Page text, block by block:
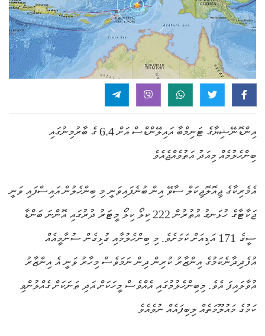
އިންޑޮނޭޝިޔާގެ ޓަނިމްބާ އައިލޭންޑްސް އަށް 6.4 ގެ ބާރުމިނުގައި
ބިންހެލުމެއް މިއަދު އަތުވެއްޖެއެވެ
އެމެރިކާގެ ޖިއޮލޮޖިކަލް ސާވޭ އިން ބުނެފައިވަނީ މި ބިންހެލުން އައިސްފައި ވަނީ
ޖަކާޓާގެ ހުޅަނގު އުތުރުން 222 ކިލޯ ކިލޯ މީޓަރު ދުރުގައި އޮންނަ ބަންޑާ
ސީގެ 171 އަޑިއަށް ކަމަށެވެ. މި ބިންހެލުމާއި ގުޅިގެން ސުނާމީއެއް
އުފެދިދާނެކަމުގެ އިންޒާރު ކުރިން ދިން ނަމަވެސް މިހާރު ވަނީ އެ އިންޒާރު
އުވާލައިފަ އެވެ. މިބިންހެލުމުގައި އެއްވެސް މީހަކަށް އަދި ތަނަކަށް ގެއްލުންވި
ކަމުގެ މައުލޫމަތެއް ލިބިފައެއް ނުވެއެވެ